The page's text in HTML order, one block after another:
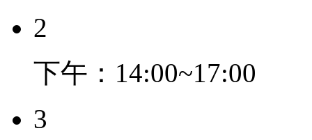
2
下午：14:00~17:00
3